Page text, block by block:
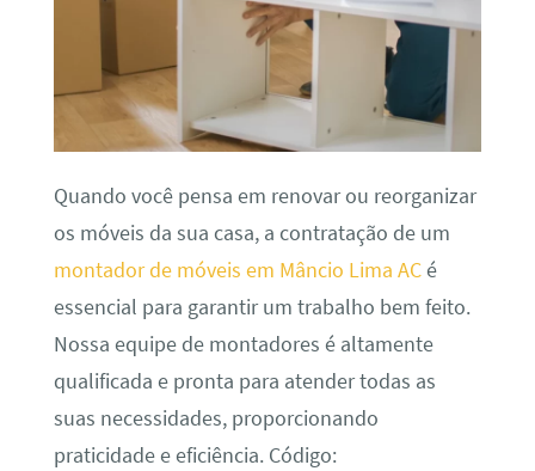
Quando você pensa em renovar ou reorganizar
os móveis da sua casa, a contratação de um
montador de móveis em Mâncio Lima ACé
essencial para garantir um trabalho bem feito.
Nossa equipe de montadores é altamente
qualificada e pronta para atender todas as
suas necessidades, proporcionando
praticidade e eficiência. Código: